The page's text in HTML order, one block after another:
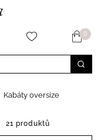
0
Kabáty oversize
21 produktů